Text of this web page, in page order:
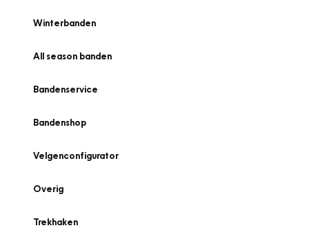
Winterbanden
All season banden
Bandenservice
Bandenshop
Velgenconfigurator
Overig
Trekhaken